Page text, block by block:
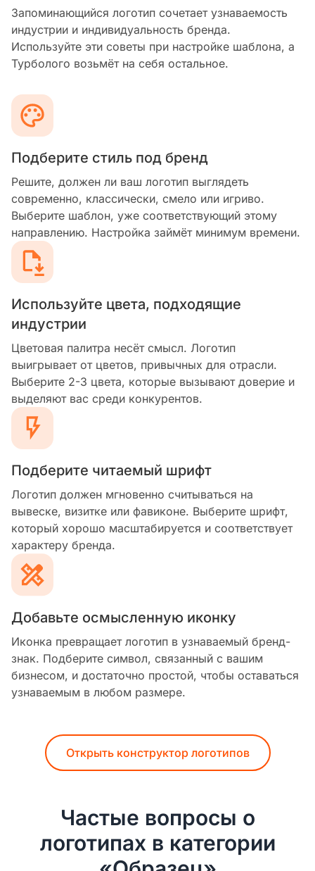
Запоминающийся логотип сочетает узнаваемость
индустрии и индивидуальность бренда.
Используйте эти советы при настройке шаблона, а
Турболого возьмёт на себя остальное.
Подберите стиль под бренд
Решите, должен ли ваш логотип выглядеть
современно, классически, смело или игриво.
Выберите шаблон, уже соответствующий этому
направлению. Настройка займёт минимум времени.
Используйте цвета, подходящие
индустрии
Цветовая палитра несёт смысл. Логотип
выигрывает от цветов, привычных для отрасли.
Выберите 2-3 цвета, которые вызывают доверие и
выделяют вас среди конкурентов.
Подберите читаемый шрифт
Логотип должен мгновенно считываться на
вывеске, визитке или фавиконе. Выберите шрифт,
который хорошо масштабируется и соответствует
характеру бренда.
Добавьте осмысленную иконку
Иконка превращает логотип в узнаваемый бренд-
знак. Подберите символ, связанный с вашим
бизнесом, и достаточно простой, чтобы оставаться
узнаваемым в любом размере.
Открыть конструктор логотипов
Частые вопросы о
логотипах в категории